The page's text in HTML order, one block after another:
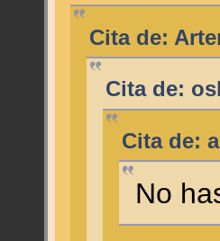
Cita de:
Cita de:
Cita de:
No